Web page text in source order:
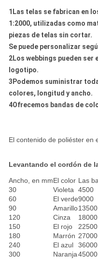
1Las telas se fabrican en
1:2000, utilizadas como
piezas de telas sin cortar.
Se puede personalizar
2Los webbings pueden ser
logotipo.
3Podemos suministrar
colores, longitud y ancho.
4Ofrecemos bandas de
El contenido de poliéster en
Levantando el cordón de
Ancho, en mmEl color Las
30
Violeta 4500
60
El verde9000
90
Amarillo13500
120
Cinza 18000
150
El rojo 22500
180
Marrón 27000
240
El azul 36000
300
Naranja45000